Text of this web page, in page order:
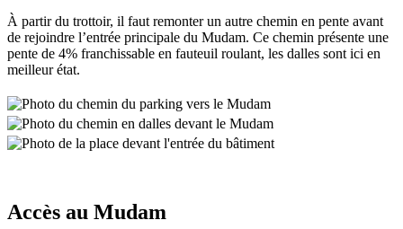
À partir du trottoir, il faut remonter un autre chemin en pente avant
de rejoindre l’entrée principale du Mudam. Ce chemin présente une
pente de 4% franchissable en fauteuil roulant, les dalles sont ici en
meilleur état.
Accès au Mudam